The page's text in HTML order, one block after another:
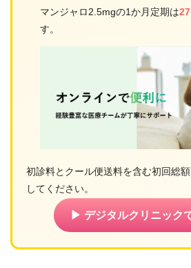
マンジャロ2.5mgの1か月定期は
す。
初診料とクール便送料を含む初回総
してください。
▶ デジタルクリニック